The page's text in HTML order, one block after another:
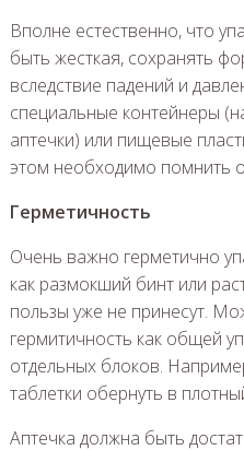
Вполне естественно, что
быть жесткая, сохранять
вследствие падений и
специальные контейнеры
аптечки) или пищевые
этом необходимо помнить
Герметичность
Очень важно герметично
как размокший бинт или
пользы уже не принесут.
гермитичность как общей
отдельных блоков.
таблетки обернуть в
Аптечка должна быть